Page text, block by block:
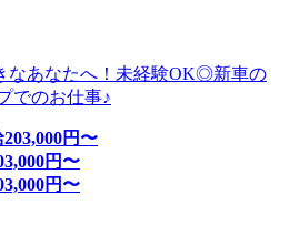
なあなたへ！未経験OK◎新車の
でのお仕事♪
203,000円〜
円〜
円〜